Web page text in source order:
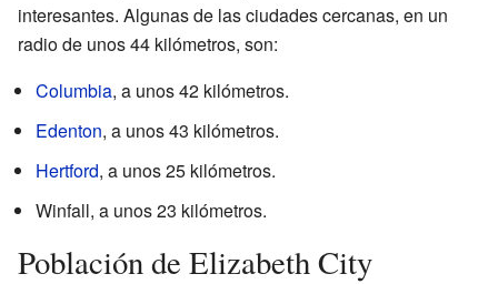
interesantes. Algunas de las ciudades cercanas, en un
radio de unos 44 kilómetros, son:
Columbia, a unos 42 kilómetros.
Edenton, a unos 43 kilómetros.
Hertford, a unos 25 kilómetros.
Winfall, a unos 23 kilómetros.
Población de Elizabeth City